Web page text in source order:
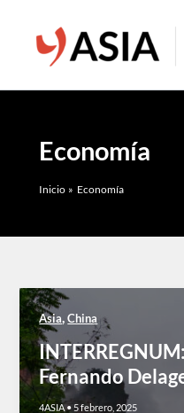
contenido
Economía
Inicio Economía
Asia,China
Fernando
4ASIA• 5 febrero, 2025